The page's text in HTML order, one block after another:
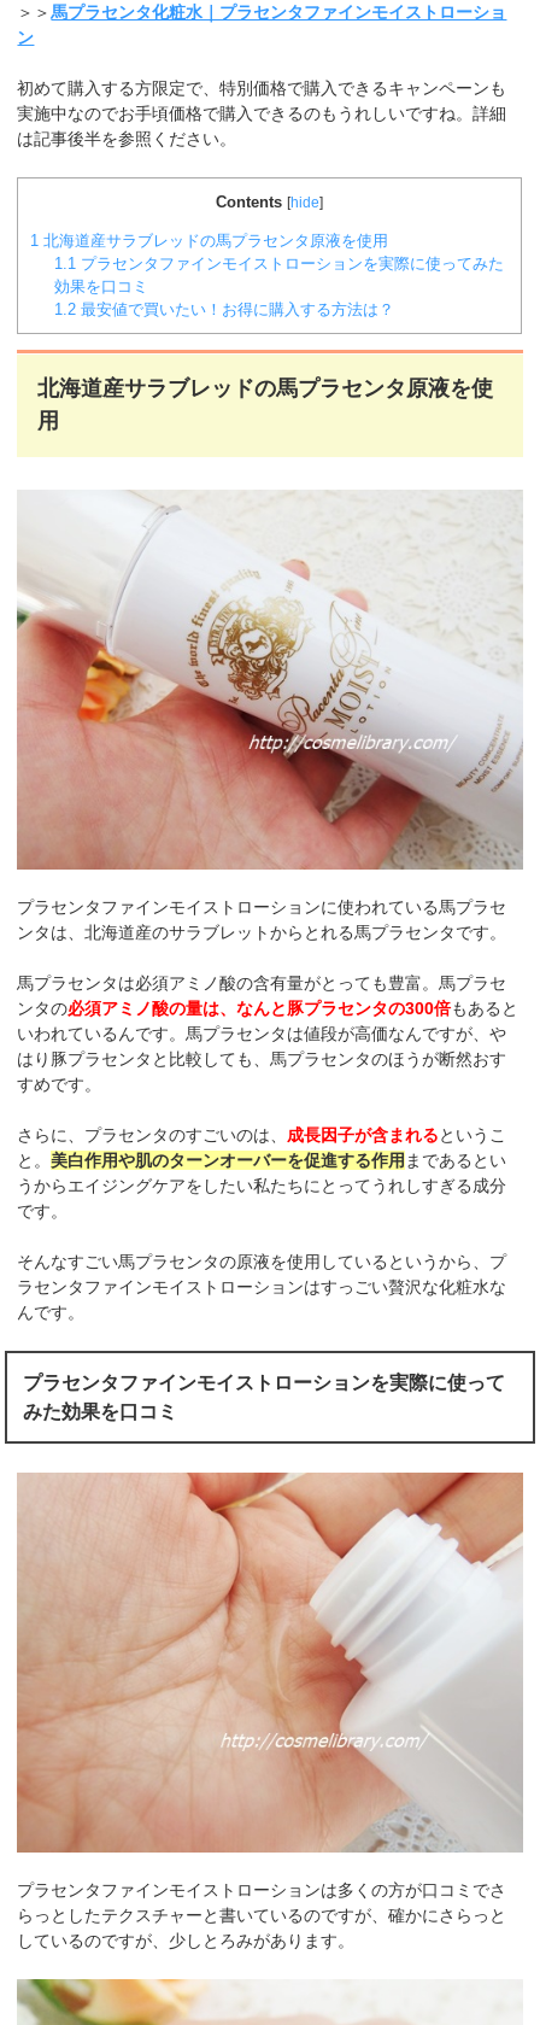
＞＞馬プラセンタ化粧水｜プラセンタファインモイストローショ
ン
初めて購入する方限定で、特別価格で購入できるキャンペーンも
実施中なのでお手頃価格で購入できるのもうれしいですね。詳細
は記事後半を参照ください。
Contents [hide]
1 北海道産サラブレッドの馬プラセンタ原液を使用
1.1 プラセンタファインモイストローションを実際に使ってみた
効果を口コミ
1.2 最安値で買いたい！お得に購入する方法は？
北海道産サラブレッドの馬プラセンタ原液を使
用
プラセンタファインモイストローションに使われている馬プラセ
ンタは、北海道産のサラブレットからとれる馬プラセンタです。
馬プラセンタは必須アミノ酸の含有量がとっても豊富。馬プラセ
ンタの必須アミノ酸の量は、なんと豚プラセンタの300倍もあると
いわれているんです。馬プラセンタは値段が高価なんですが、や
はり豚プラセンタと比較しても、馬プラセンタのほうが断然おす
すめです。
さらに、プラセンタのすごいのは、 成長因子が含まれるというこ
と。美白作用や肌のターンオーバーを促進する作用 まであるとい
うからエイジングケアをしたい私たちにとってうれしすぎる成分
です。
そんなすごい馬プラセンタの原液を使用しているというから、プ
ラセンタファインモイストローションはすっごい贅沢な化粧水な
んです。
プラセンタファインモイストローションを実際に使って
みた効果を口コミ
プラセンタファインモイストローションは多くの方が口コミでさ
らっとしたテクスチャーと書いているのですが、確かにさらっと
しているのですが、少しとろみがあります。